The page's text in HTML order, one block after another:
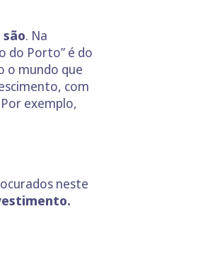
. Na
do Porto” é do
o mundo que
com
exemplo,
neste